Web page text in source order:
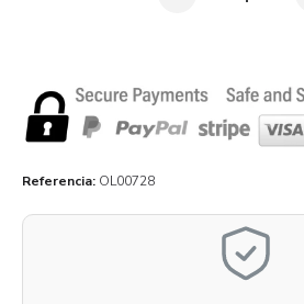
Referencia OL00728